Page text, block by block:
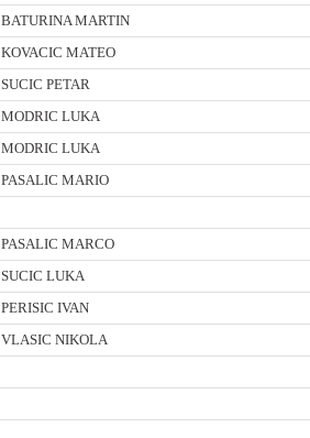
BATURINA MARTIN
KOVACIC MATEO
SUCIC PETAR
MODRIC LUKA
MODRIC LUKA
PASALIC MARIO
PASALIC MARCO
SUCIC LUKA
PERISIC IVAN
VLASIC NIKOLA